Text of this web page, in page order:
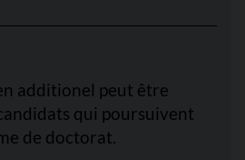
additionel peut être
qui poursuivent
de doctorat.